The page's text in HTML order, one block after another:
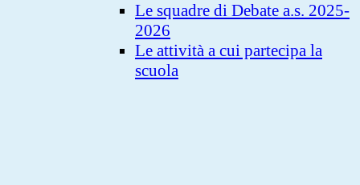
Le squadre di Debate a.s. 2025-
2026
Le attività a cui partecipa la
scuola